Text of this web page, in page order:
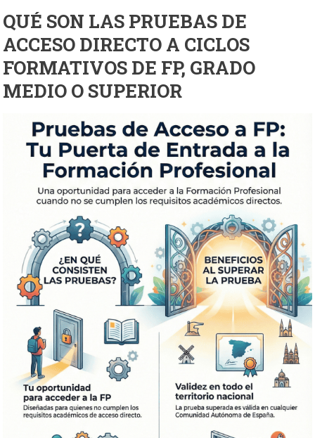
QUÉ SON LAS PRUEBAS DE
ACCESO DIRECTO A CICLOS
FORMATIVOS DE FP, GRADO
MEDIO O SUPERIOR